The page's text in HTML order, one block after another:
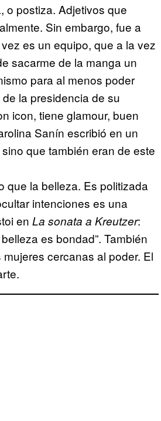
o postiza. Adjetivos que
Sin embargo, fue a
es un equipo, que a la vez
sacarme de la manga un
para al menos poder
la presidencia de su
icon, tiene glamour, buen
Sanín escribió en un
que también eran de este
que la belleza. Es politizada
intenciones es una
en La sonata a Kreutzer:
es bondad”. También
cercanas al poder. El